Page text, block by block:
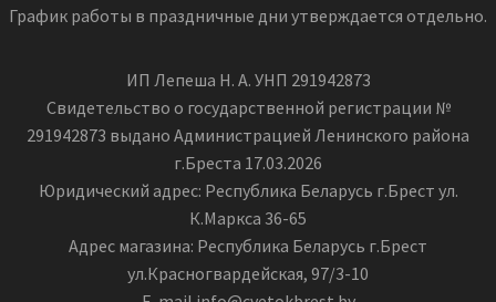
График работы в праздничные дни утверждается отдельно.
ИП Лепеша Н. А. УНП 291942873
Свидетельство о государственной регистрации №
291942873 выдано Администрацией Ленинского района
г.Бреста 17.03.2026
Юридический адрес: Республика Беларусь г.Брест ул.
К.Маркса 36-65
Адрес магазина: Республика Беларусь г.Брест
ул.Красногвардейская, 97/3-10